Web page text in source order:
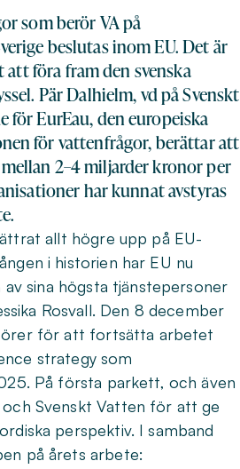
som berör VA på
beslutas inom EU. Det är
föra fram den svenska
Pär Dalhielm, vd på Svenskt
för EurEau, den europeiska
för vattenfrågor, berättar att
2–4 miljarder kronor per
har kunnat avstyras
allt högre upp på EU-
i historien har EU nu
sina högsta tjänstepersoner
Rosvall. Den 8 december
för att fortsätta arbetet
strategy som
På första parkett, och även
och Svenskt Vatten för att ge
perspektiv. I samband
på årets arbete: